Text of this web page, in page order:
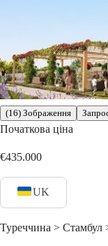
(16) Зображення
Початкова ціна
€435.000
UK
Туреччина >